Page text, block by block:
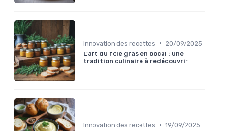
Innovation des recettes •
20/09/2025
L'art du foie gras en bocal : une
tradition culinaire à redécouvrir
Innovation des recettes • 19/09/2025